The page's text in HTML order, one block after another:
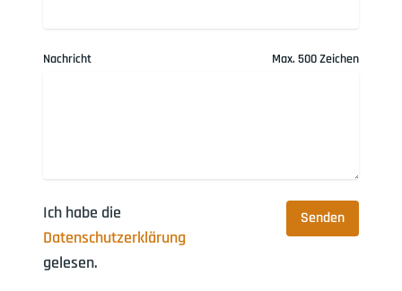
Nachricht Max. 500 Zeichen
Ich habe die
Datenschutzerklärung
gelesen.